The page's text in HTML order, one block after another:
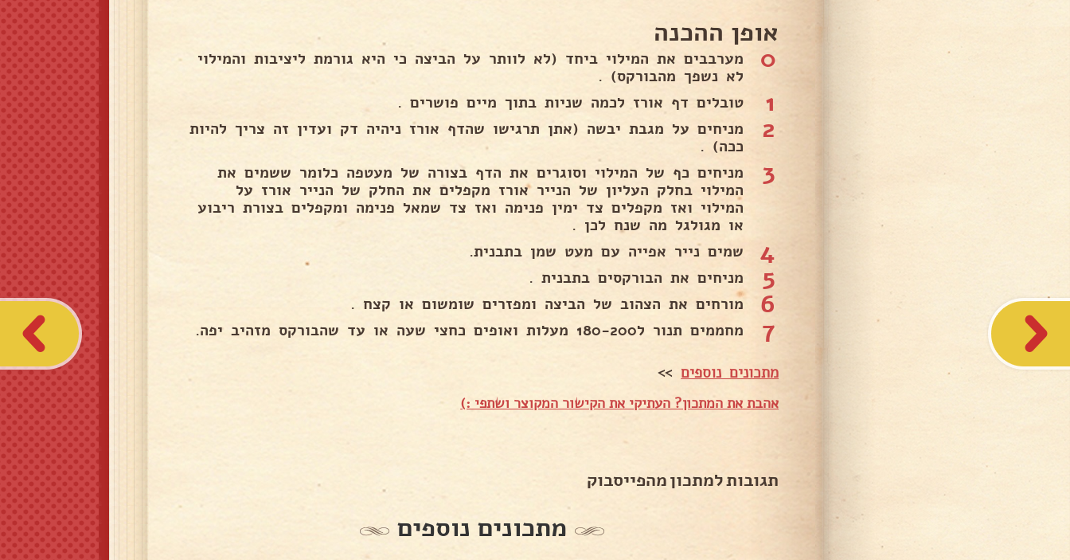
אופן ההכנה
0
מערבבים את המילוי ביחד (לא לוותר על הביצה כי היא גורמת ליציבות והמילוי
לא נשפך מהבורקס) .
1 טובלים דף אורז לכמה שניות בתוך מיים פושרים .
2
מניחים על מגבת יבשה (אתן תרגישו שהדף אורז ניהיה דק ועדין זה צריך להיות
ככה) .
3
מניחים כף של המילוי וסוגרים את הדף בצורה של מעטפה כלומר ששמים את
המילוי בחלק העליון של הנייר אורז מקפלים את החלק של הנייר אורז על
המילוי ואז מקפלים צד ימין פנימה ואז צד שמאל פנימה ומקפלים בצורת ריבוע
או מגולגל מה שנח לכן .
4 שמים נייר אפייה עם מעט שמן בתבנית.
5 מניחים את הבורקסים בתבנית .
6 מורחים את הצהוב של הביצה ומפזרים שומשום או קצח .
7 מחממים תנור ל180-200 מעלות ואופים כחצי שעה או עד שהבורקס מזהיב יפה.
מתכונים נוספים>>
אהבת את המתכון? העתיקי את הקישור המקוצר ושתפי :)
תגובות למתכון מהפייסבוק
מתכונים נוספים